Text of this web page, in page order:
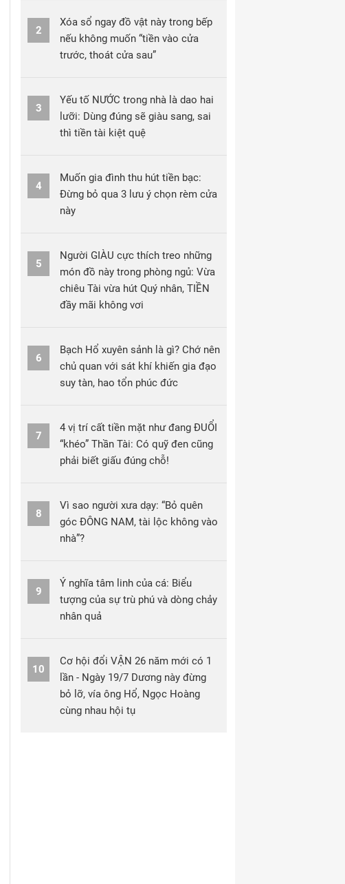
2
Xóa sổ ngay đồ vật này trong bếp
nếu không muốn “tiền vào cửa
trước, thoát cửa sau”
3
Yếu tố NƯỚC trong nhà là dao hai
lưỡi: Dùng đúng sẽ giàu sang, sai
thì tiền tài kiệt quệ
4
Muốn gia đình thu hút tiền bạc:
Đừng bỏ qua 3 lưu ý chọn rèm cửa
này
5
Người GIÀU cực thích treo những
món đồ này trong phòng ngủ: Vừa
chiêu Tài vừa hút Quý nhân, TIỀN
đầy mãi không vơi
6
Bạch Hổ xuyên sảnh là gì? Chớ nên
chủ quan với sát khí khiến gia đạo
suy tàn, hao tổn phúc đức
7
4 vị trí cất tiền mặt như đang ĐUỔI
“khéo” Thần Tài: Có quỹ đen cũng
phải biết giấu đúng chỗ!
8
Vì sao người xưa dạy: “Bỏ quên
góc ĐÔNG NAM, tài lộc không vào
nhà”?
9
Ý nghĩa tâm linh của cá: Biểu
tượng của sự trù phú và dòng chảy
nhân quả
10
Cơ hội đổi VẬN 26 năm mới có 1
lần - Ngày 19/7 Dương này đừng
bỏ lỡ, vía ông Hổ, Ngọc Hoàng
cùng nhau hội tụ